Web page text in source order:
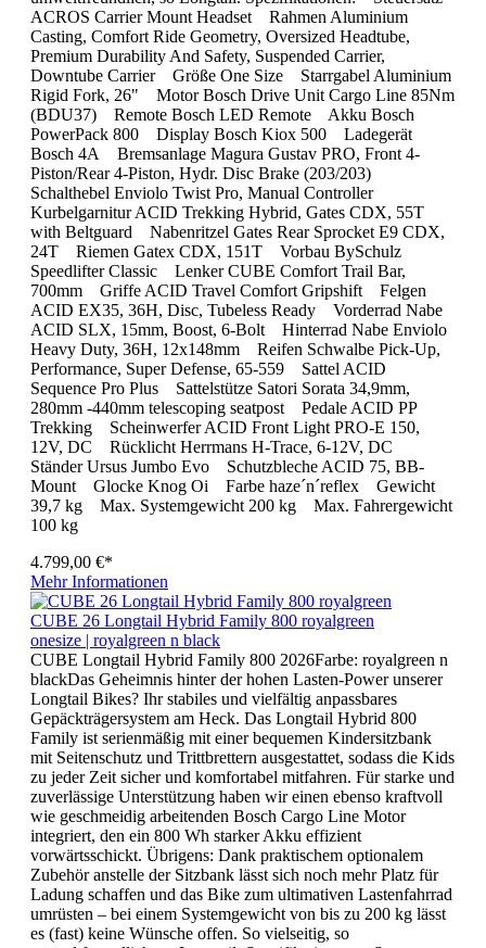
ACROS Carrier Mount Headset Rahmen Aluminium
Casting, Comfort Ride Geometry, Oversized Headtube,
Premium Durability And Safety, Suspended Carrier,
Downtube Carrier Größe One Size Starrgabel Aluminium
Rigid Fork, 26" Motor Bosch Drive Unit Cargo Line 85Nm
(BDU37) Remote Bosch LED Remote Akku Bosch
PowerPack 800 Display Bosch Kiox 500 Ladegerät
Bosch 4A Bremsanlage Magura Gustav PRO, Front 4-
Piston/Rear 4-Piston, Hydr. Disc Brake (203/203)
Schalthebel Enviolo Twist Pro, Manual Controller
Kurbelgarnitur ACID Trekking Hybrid, Gates CDX, 55T
with Beltguard Nabenritzel Gates Rear Sprocket E9 CDX,
24T Riemen Gatex CDX, 151T Vorbau BySchulz
Speedlifter Classic Lenker CUBE Comfort Trail Bar,
700mm Griffe ACID Travel Comfort Gripshift Felgen
ACID EX35, 36H, Disc, Tubeless Ready Vorderrad Nabe
ACID SLX, 15mm, Boost, 6-Bolt Hinterrad Nabe Enviolo
Heavy Duty, 36H, 12x148mm Reifen Schwalbe Pick-Up,
Performance, Super Defense, 65-559 Sattel ACID
Sequence Pro Plus Sattelstütze Satori Sorata 34,9mm,
280mm -440mm telescoping seatpost Pedale ACID PP
Trekking Scheinwerfer ACID Front Light PRO-E 150,
12V, DC Rücklicht Herrmans H-Trace, 6-12V, DC
Ständer Ursus Jumbo Evo Schutzbleche ACID 75, BB-
Mount Glocke Knog Oi Farbe haze´n´reflex Gewicht
39,7 kg Max. Systemgewicht 200 kg Max. Fahrergewicht
100 kg
4.799,00 €*
Mehr Informationen
CUBE 26 Longtail Hybrid Family 800 royalgreen
onesize | royalgreen n black
CUBE Longtail Hybrid Family 800 2026Farbe: royalgreen n
blackDas Geheimnis hinter der hohen Lasten-Power unserer
Longtail Bikes? Ihr stabiles und vielfältig anpassbares
Gepäckträgersystem am Heck. Das Longtail Hybrid 800
Family ist serienmäßig mit einer bequemen Kindersitzbank
mit Seitenschutz und Trittbrettern ausgestattet, sodass die Kids
zu jeder Zeit sicher und komfortabel mitfahren. Für starke und
zuverlässige Unterstützung haben wir einen ebenso kraftvoll
wie geschmeidig arbeitenden Bosch Cargo Line Motor
integriert, den ein 800 Wh starker Akku effizient
vorwärtsschickt. Übrigens: Dank praktischem optionalem
Zubehör anstelle der Sitzbank lässt sich noch mehr Platz für
Ladung schaffen und das Bike zum ultimativen Lastenfahrrad
umrüsten – bei einem Systemgewicht von bis zu 200 kg lässt
es (fast) keine Wünsche offen. So vielseitig, so